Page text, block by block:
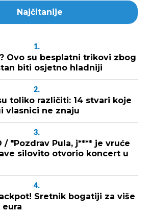
Najčitanije
1.
Ovo su besplatni trikovi zbog
biti osjetno hladniji
2.
toliko različiti: 14 stvari koje
vlasnici ne znaju
3.
/ "Pozdrav Pula, j**** je vruće
silovito otvorio koncert u
4.
Sretnik bogatiji za više